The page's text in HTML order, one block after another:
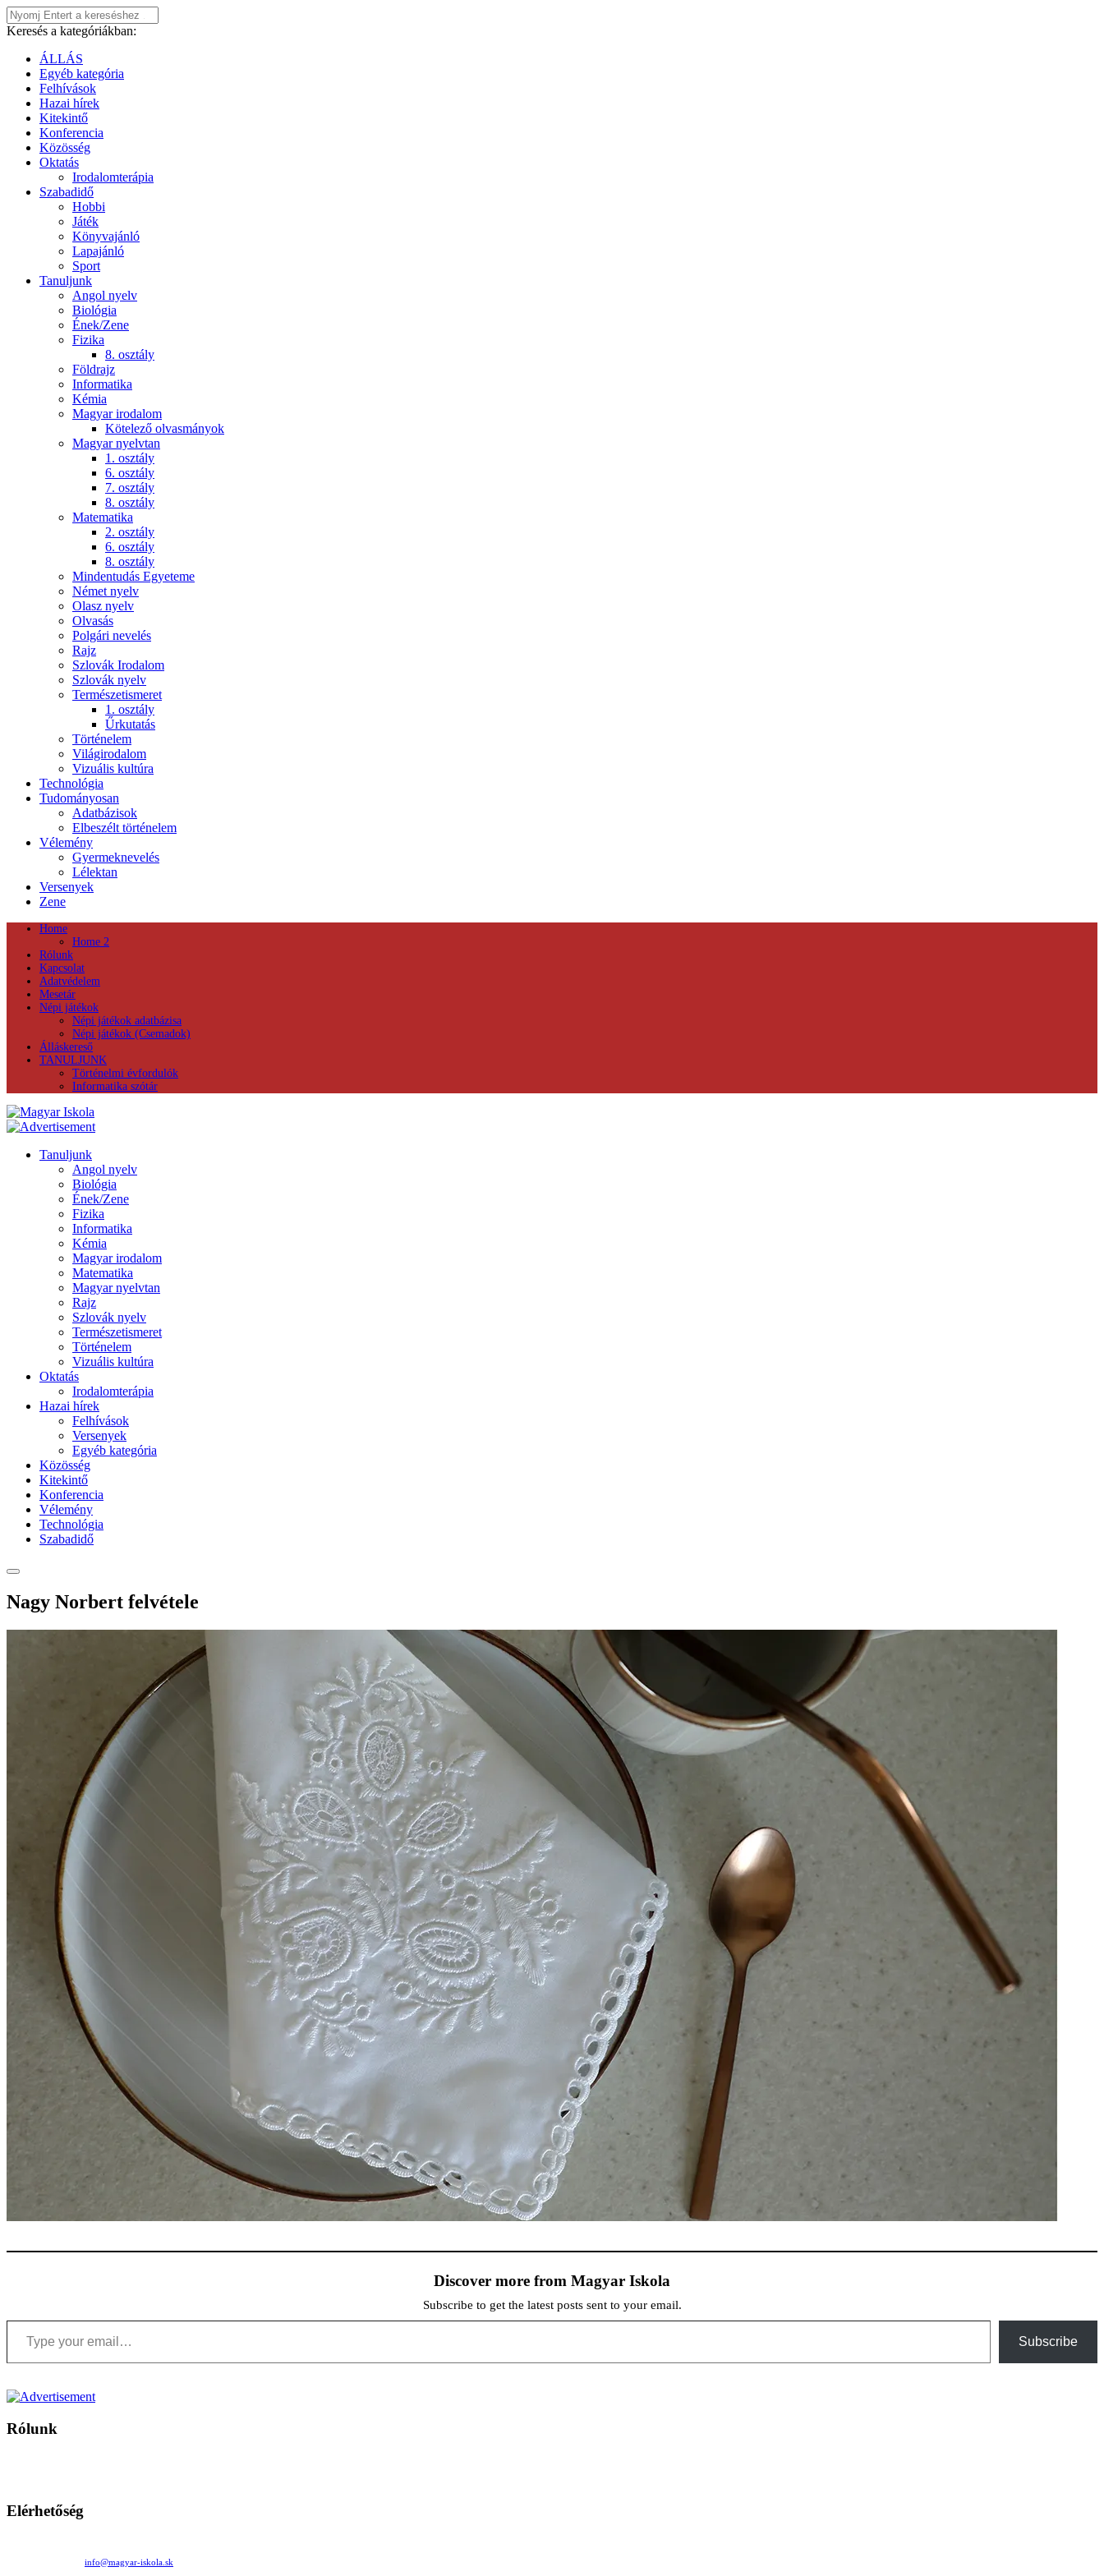
Keresés a kategóriákban:
ÁLLÁS
Egyéb kategória
Felhívások
Hazai hírek
Kitekintő
Konferencia
Közösség
Oktatás
Irodalomterápia
Szabadidő
Hobbi
Játék
Könyvajánló
Lapajánló
Sport
Tanuljunk
Angol nyelv
Biológia
Ének/Zene
Fizika
8. osztály
Földrajz
Informatika
Kémia
Magyar irodalom
Kötelező olvasmányok
Magyar nyelvtan
1. osztály
6. osztály
7. osztály
8. osztály
Matematika
2. osztály
6. osztály
8. osztály
Mindentudás Egyeteme
Német nyelv
Olasz nyelv
Olvasás
Polgári nevelés
Rajz
Szlovák Irodalom
Szlovák nyelv
Természetismeret
1. osztály
Űrkutatás
Történelem
Világirodalom
Vizuális kultúra
Technológia
Tudományosan
Adatbázisok
Elbeszélt történelem
Vélemény
Gyermeknevelés
Lélektan
Versenyek
Zene
Home
Home 2
Rólunk
Kapcsolat
Adatvédelem
Mesetár
Népi játékok
Népi játékok adatbázisa
Népi játékok (Csemadok)
Álláskereső
TANULJUNK
Történelmi évfordulók
Informatika szótár
Tanuljunk
Angol nyelv
Biológia
Ének/Zene
Fizika
Informatika
Kémia
Magyar irodalom
Matematika
Magyar nyelvtan
Rajz
Szlovák nyelv
Természetismeret
Történelem
Vizuális kultúra
Oktatás
Irodalomterápia
Hazai hírek
Felhívások
Versenyek
Egyéb kategória
Közösség
Kitekintő
Konferencia
Vélemény
Technológia
Szabadidő
Nagy Norbert felvétele
Discover more from Magyar Iskola
Subscribe to get the latest posts sent to your email.
Type your email…
Subscribe
Rólunk
Elérhetőség
info@magyar-iskola.sk